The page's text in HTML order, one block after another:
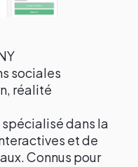
sociales
réalité
dans la
et de
Connus pour